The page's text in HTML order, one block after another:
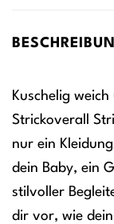
Kuschelig
Strickoverall
nur ein
dein Baby, ein
stilvoller
dir vor, wie